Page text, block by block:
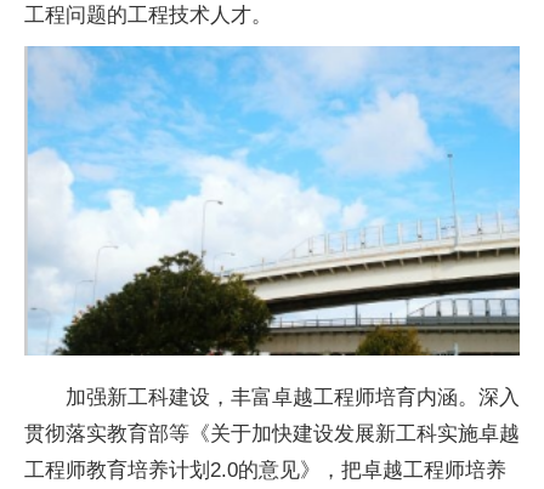
工程问题的工程技术人才。
加强新工科建设，丰富卓越工程师培育内涵。深入
贯彻落实教育部等《关于加快建设发展新工科实施卓越
工程师教育培养计划2.0的意见》，把卓越工程师培养